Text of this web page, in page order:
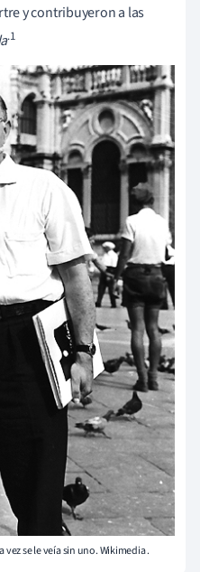
y contribuyeron a las
.1
vez se le veía sin uno. Wikimedia .